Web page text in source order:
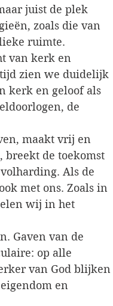
juist de plek
zoals die van
ruimte.
van kerk en
zien we duidelijk
kerk en geloof als
de
maakt vrij en
breekt de toekomst
Als de
met ons. Zoals in
wij in het
Gaven van de
op alle
van God blijken
en